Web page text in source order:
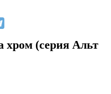
хром (серия Альт